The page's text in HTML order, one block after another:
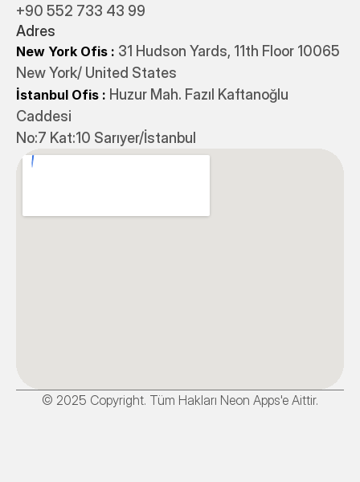
+90 552 733 43 99
Adres
New York Ofis : 31 Hudson Yards, 11th Floor 10065
New York/ United States
İstanbul Ofis : Huzur Mah. Fazıl Kaftanoğlu
Caddesi
No:7 Kat:10 Sarıyer/İstanbul
© 2025 Copyright. Tüm Hakları Neon Apps'e Aittir.